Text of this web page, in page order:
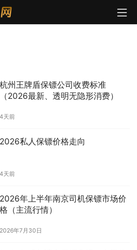
杭州王牌盾保镖公司收费标准
（2026最新、透明无隐形消费）
4天前
2026私人保镖价格走向
4天前
2026年上半年南京司机保镖市场价
格（主流行情）
2026年7月30日